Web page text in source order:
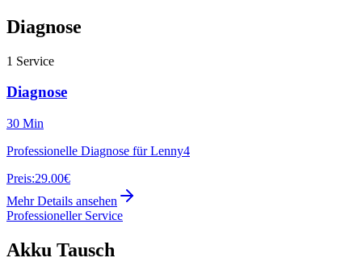
Diagnose
1 Service
Diagnose
30 Min
Professionelle Diagnose für Lenny4
Preis:29.00€
Mehr Details ansehen
Professioneller Service
Akku Tausch